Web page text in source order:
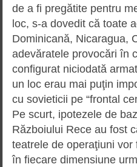
de a fi pregătite pentru
loc, s-a dovedit că toate
Dominicană, Nicaragua,
adevăratele provocări în
configurat niciodată
un loc erau mai puţin
cu sovieticii pe “frontal
Pe scurt, ipotezele de
Războiului Rece au fost
teatrele de operaţiuni
în fiecare dimensiune